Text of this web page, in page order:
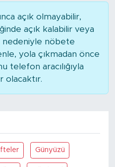
açık olmayabilir,
açık kalabilir veya
nedeniyle nöbete
yola çıkmadan önce
telefon aracılığıyla
olacaktır.
Günyüzü